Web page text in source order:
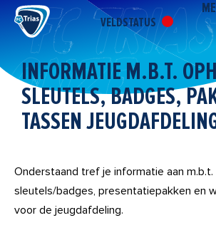
naar
inhoud
VELDSTATUS
INFORMATIE M.B.T.
SLEUTELS, BADGES,
TASSEN
Onderstaand tref je informatie aan m.b.t.
sleutels/badges, presentatiepakken en
voor de jeugdafdeling.